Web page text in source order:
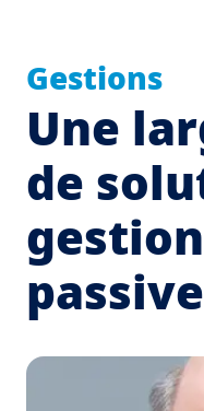
Gestions
Une
de
passive